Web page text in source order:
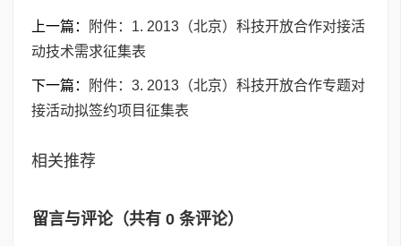
上一篇：
附件：1. 2013（北京）科技开放合作对接活
动技术需求征集表
下一篇：
附件：3. 2013（北京）科技开放合作专题对
接活动拟签约项目征集表
相关推荐
留言与评论（共有 0 条评论）